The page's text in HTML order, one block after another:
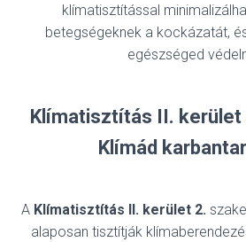
klímatisztítással
betegségeknek a kockázatát,
egészséged
Klímatisztítás II. kerület
Klímád
A Klímatisztítás II. kerület 2.
alaposan tisztítják